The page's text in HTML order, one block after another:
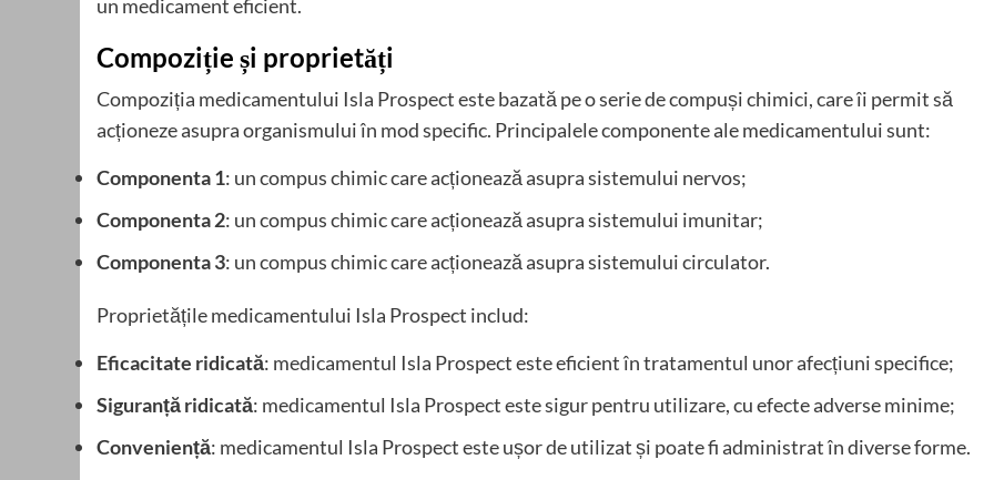
un medicament eficient.
Compoziție și proprietăți
Compoziția medicamentului Isla Prospect este bazată pe o serie de compuși chimici, care îi permit să
acționeze asupra organismului în mod specific. Principalele componente ale medicamentului sunt:
Componenta 1: un compus chimic care acționează asupra sistemului nervos;
Componenta 2: un compus chimic care acționează asupra sistemului imunitar;
Componenta 3: un compus chimic care acționează asupra sistemului circulator.
Proprietățile medicamentului Isla Prospect includ:
Eficacitate ridicată: medicamentul Isla Prospect este eficient în tratamentul unor afecțiuni specifice;
Siguranță ridicată: medicamentul Isla Prospect este sigur pentru utilizare, cu efecte adverse minime;
Conveniență: medicamentul Isla Prospect este ușor de utilizat și poate fi administrat în diverse forme.